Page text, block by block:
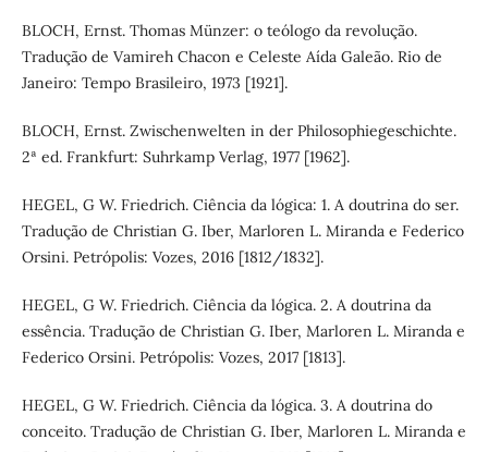
BLOCH, Ernst. Thomas Münzer: o teólogo da revolução.
Tradução de Vamireh Chacon e Celeste Aída Galeão. Rio de
Janeiro: Tempo Brasileiro, 1973 [1921].
BLOCH, Ernst. Zwischenwelten in der Philosophiegeschichte.
2ª ed. Frankfurt: Suhrkamp Verlag, 1977 [1962].
HEGEL, G W. Friedrich. Ciência da lógica: 1. A doutrina do ser.
Tradução de Christian G. Iber, Marloren L. Miranda e Federico
Orsini. Petrópolis: Vozes, 2016 [1812/1832].
HEGEL, G W. Friedrich. Ciência da lógica. 2. A doutrina da
essência. Tradução de Christian G. Iber, Marloren L. Miranda e
Federico Orsini. Petrópolis: Vozes, 2017 [1813].
HEGEL, G W. Friedrich. Ciência da lógica. 3. A doutrina do
conceito. Tradução de Christian G. Iber, Marloren L. Miranda e